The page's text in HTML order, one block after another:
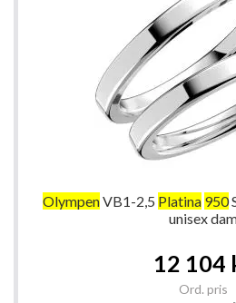
OlympenVB1-2,5 Platina 950
unisex
12 104
Ord. pris